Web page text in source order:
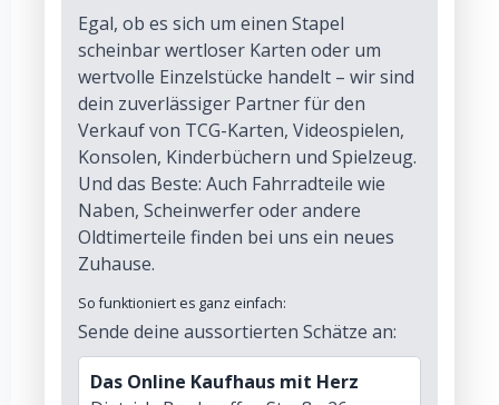
Egal, ob es sich um einen Stapel
scheinbar wertloser Karten oder um
wertvolle Einzelstücke handelt – wir sind
dein zuverlässiger Partner für den
Verkauf von TCG-Karten, Videospielen,
Konsolen, Kinderbüchern und Spielzeug.
Und das Beste: Auch Fahrradteile wie
Naben, Scheinwerfer oder andere
Oldtimerteile finden bei uns ein neues
Zuhause.
So funktioniert es ganz einfach:
Sende deine aussortierten Schätze an:
Das Online Kaufhaus mit Herz